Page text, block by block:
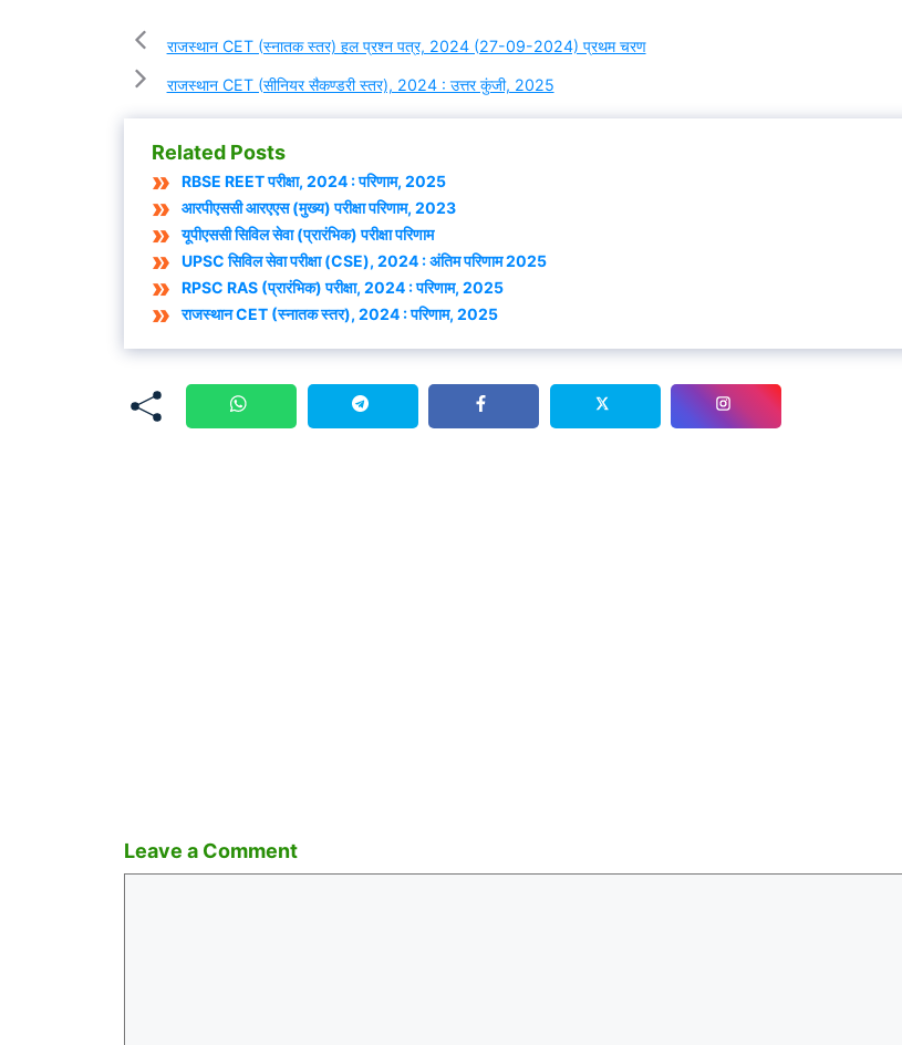
राजस्थान CET (स्नातक स्तर) हल प्रश्न पत्र, 2024 (27-09-2024) प्रथम चरण
राजस्थान CET (सीनियर सैकण्डरी स्तर), 2024 : उत्तर कुंजी, 2025
Related Posts
RBSE REET परीक्षा, 2024 : परिणाम, 2025
आरपीएससी आरएएस (मुख्य) परीक्षा परिणाम, 2023
यूपीएससी सिविल सेवा (प्रारंभिक) परीक्षा परिणाम
UPSC सिविल सेवा परीक्षा (CSE), 2024 : अंतिम परिणाम 2025
RPSC RAS (प्रारंभिक) परीक्षा, 2024 : परिणाम, 2025
राजस्थान CET (स्नातक स्तर), 2024 : परिणाम, 2025
Leave a Comment